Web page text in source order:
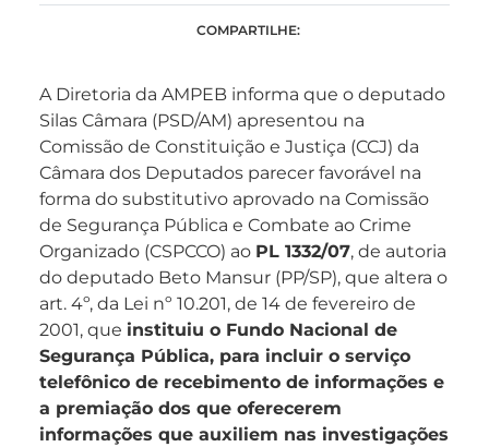
COMPARTILHE:
A Diretoria da AMPEB informa que o deputado
Silas Câmara (PSD/AM) apresentou na
Comissão de Constituição e Justiça (CCJ) da
Câmara dos Deputados parecer favorável na
forma do substitutivo aprovado na Comissão
de Segurança Pública e Combate ao Crime
Organizado (CSPCCO) ao PL 1332/07, de autoria
do deputado Beto Mansur (PP/SP), que altera o
art. 4º, da Lei nº 10.201, de 14 de fevereiro de
2001, que instituiu o Fundo Nacional de
Segurança Pública, para incluir o serviço
telefônico de recebimento de informações e
a premiação dos que oferecerem
informações que auxiliem nas investigações